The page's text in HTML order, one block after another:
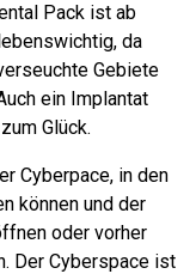
Pack ist ab
da
Gebiete
ein Implantat
Glück.
Cyberpace, in den
können und der
oder vorher
Der Cyberspace ist